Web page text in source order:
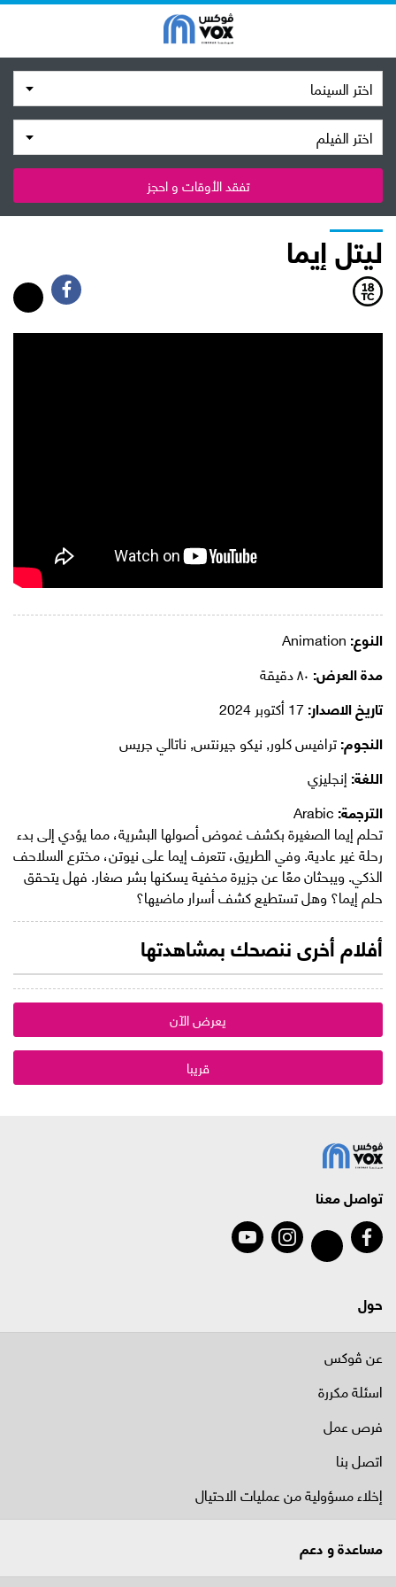
اختر السينما
اختر الفيلم
تفقد الأوقات و احجز
ليتل إيما
النوع:
مدة العرض:
تاريخ الاصدار:
النجوم:ترافيس كلور, نيكو جيرنتس, ناتالي جريس
اللغة:إنجليزي
الترجمة:
تحلم إيما الصغيرة بكشف غموض أصولها البشرية، مما يؤدي إلى بدء
رحلة غير عادية. وفي الطريق، تتعرف إيما على نيوتن، مخترع السلاحف
الذكي. ويبحثان معًا عن جزيرة مخفية يسكنها بشر صغار. فهل يتحقق
حلم إيما؟ وهل تستطيع كشف أسرار ماضيها؟
أفلام أخرى ننصحك بمشاهدتها
يعرض الآن
قريبا
تواصل معنا
حول
عن ڤوكس
اسئلة مكررة
فرص عمل
اتصل بنا
إخلاء مسؤولية من عمليات الاحتيال
مساعدة و دعم